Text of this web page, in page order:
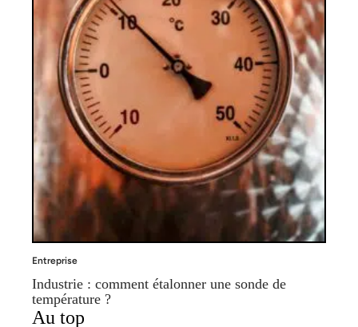
Entreprise
Industrie : comment étalonner une sonde de
température ?
Au top